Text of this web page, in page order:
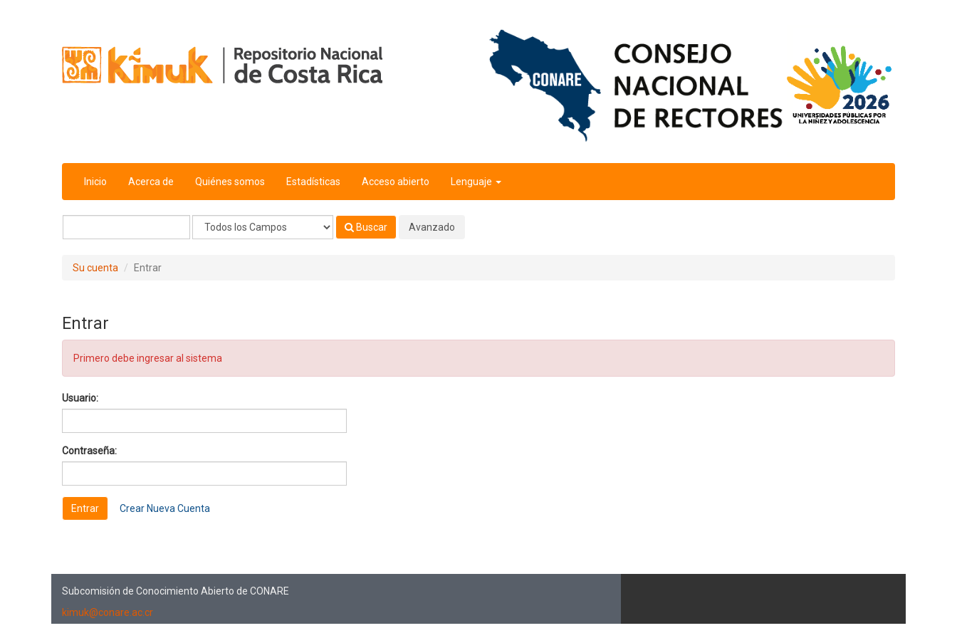
Inicio Acerca de Quiénes somos Estadísticas Acceso abierto Lenguaje
Buscar Avanzado
Su cuenta Entrar
Entrar
Primero debe ingresar al sistema
Usuario:
Contraseña:
Crear Nueva Cuenta
Subcomisión de Conocimiento Abierto de CONARE
kimuk@conare.ac.cr